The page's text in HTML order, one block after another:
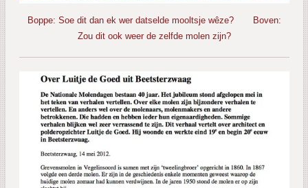
Boppe: Soe dit dan ek wer datselde mooltsje wêze? Boven:
Zou dit ook weer de zelfde molen zijn?